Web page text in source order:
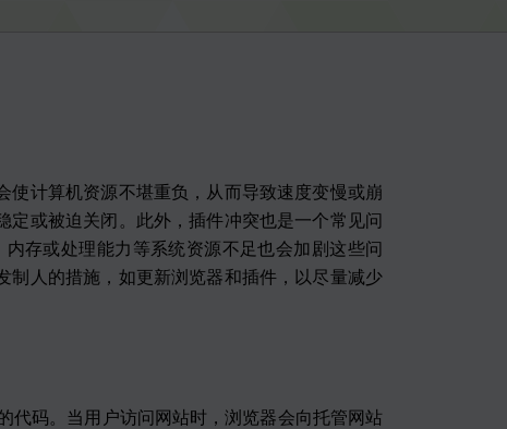
计算机资源不堪重负，从而导致速度变慢或崩
或被迫关闭。此外，插件冲突也是一个常见问
存或处理能力等系统资源不足也会加剧这些问
制人的措施，如更新浏览器和插件，以尽量减少
代码。当用户访问网站时，浏览器会向托管网站